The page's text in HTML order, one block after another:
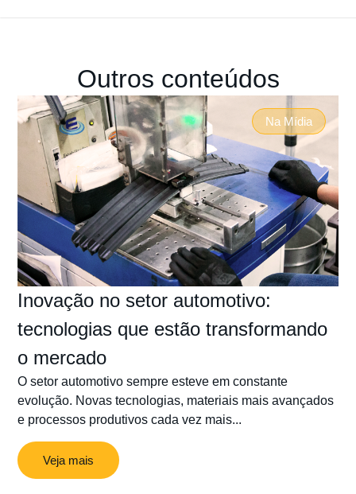
Outros conteúdos
Na Mídia
Inovação no setor automotivo:
tecnologias que estão transformando
o mercado
O setor automotivo sempre esteve em constante
evolução. Novas tecnologias, materiais mais avançados
e processos produtivos cada vez mais...
Veja mais